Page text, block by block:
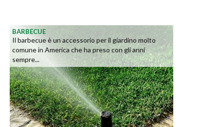
BARBECUE
Il barbecue è un accessorio per il giardino molto
comune in America che ha preso con gli anni
sempre...